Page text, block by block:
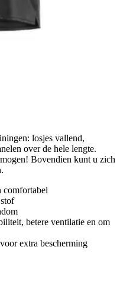
losjes vallend,
over de hele lengte.
Bovendien kunt u zich
comfortabel
betere ventilatie en om
extra bescherming